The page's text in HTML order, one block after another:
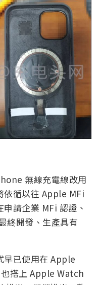
無線充電線改用
依循以往 Apple MFi
請企業 MFi 認證、
終開發、生產具有
早已使用在 Apple
搭上 Apple Watch